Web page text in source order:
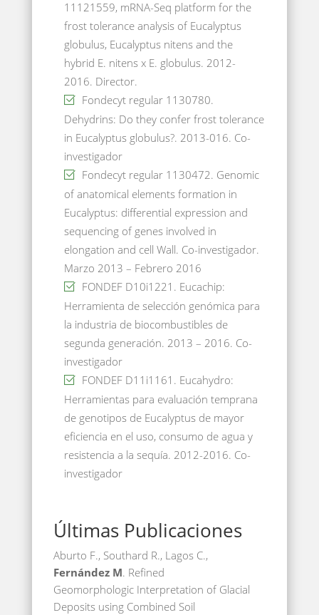
11121559, mRNA-Seq platform for the
frost tolerance analysis of Eucalyptus
globulus, Eucalyptus nitens and the
hybrid E. nitens x E. globulus. 2012-
2016. Director.
Fondecyt regular 1130780.
Dehydrins: Do they confer frost tolerance
in Eucalyptus globulus?. 2013-016. Co-
investigador
Fondecyt regular 1130472. Genomic
of anatomical elements formation in
Eucalyptus: differential expression and
sequencing of genes involved in
elongation and cell Wall. Co-investigador.
Marzo 2013 – Febrero 2016
FONDEF D10i1221. Eucachip:
Herramienta de selección genómica para
la industria de biocombustibles de
segunda generación. 2013 – 2016. Co-
investigador
FONDEF D11i1161. Eucahydro:
Herramientas para evaluación temprana
de genotipos de Eucalyptus de mayor
eficiencia en el uso, consumo de agua y
resistencia a la sequía. 2012-2016. Co-
investigador
Últimas Publicaciones
Aburto F., Southard R., Lagos C.,
Fernández M. Refined
Geomorphologic Interpretation of Glacial
Deposits using Combined Soil